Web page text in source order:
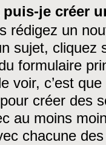
puis-je créer
rédigez un
sujet, cliquez
formulaire
voir, c’est
créer des
au moins
chacune